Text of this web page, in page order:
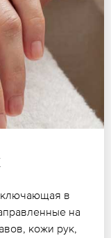
в
на
кожи рук,